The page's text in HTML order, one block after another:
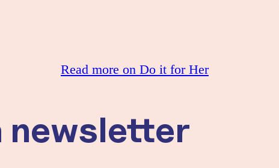
Read more on Do it for Her
newsletter